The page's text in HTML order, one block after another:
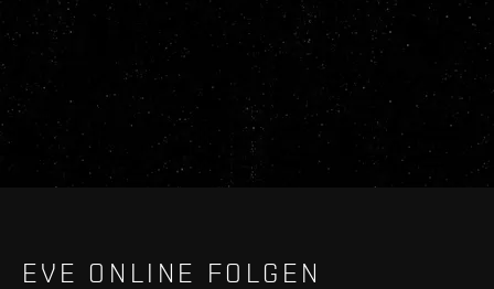
EVE ONLINE FOLGEN